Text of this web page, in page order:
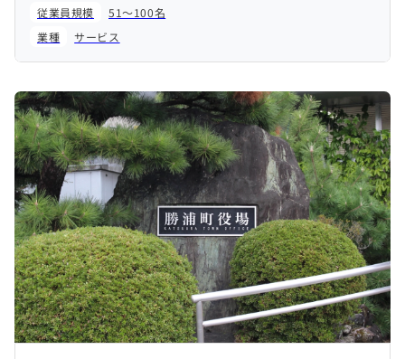
従業員規模
51～100名
業種
サービス